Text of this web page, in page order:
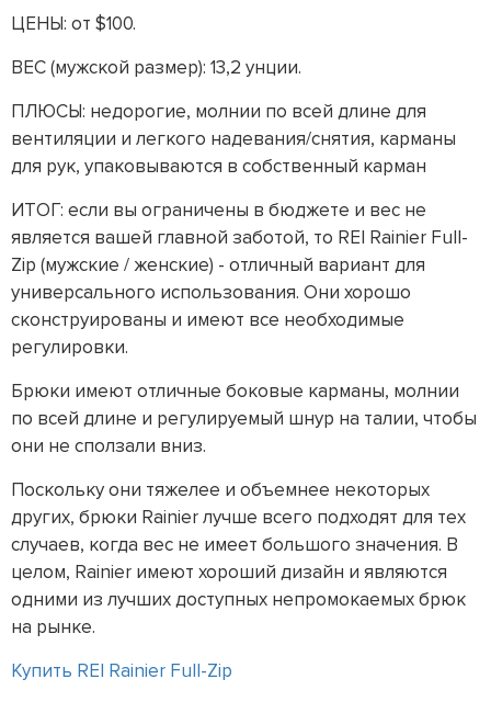
ЦЕНЫ: от $100.
ВЕС (мужской размер): 13,2 унции.
ПЛЮСЫ: недорогие, молнии по всей длине для
вентиляции и легкого надевания/снятия, карманы
для рук, упаковываются в собственный карман
ИТОГ: если вы ограничены в бюджете и вес не
является вашей главной заботой, то REI Rainier Full-
Zip (мужские / женские) - отличный вариант для
универсального использования. Они хорошо
сконструированы и имеют все необходимые
регулировки.
Брюки имеют отличные боковые карманы, молнии
по всей длине и регулируемый шнур на талии, чтобы
они не сползали вниз.
Поскольку они тяжелее и объемнее некоторых
других, брюки Rainier лучше всего подходят для тех
случаев, когда вес не имеет большого значения. В
целом, Rainier имеют хороший дизайн и являются
одними из лучших доступных непромокаемых брюк
на рынке.
Купить REI Rainier Full-Zip